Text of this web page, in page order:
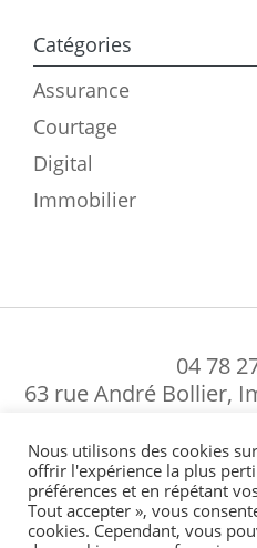
Catégories
Assurance
Courtage
Digital
Immobilier
04 78
63 rue André Bollier,
Mentions légales-Politique de
En cas de

Nous utilisons des cookies
offrir l'expérience la plus
préférences et en répétant
Tout accepter », vous
cookies. Cependant, vous